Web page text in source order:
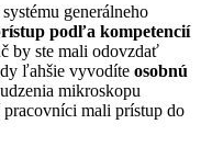
generálneho
podľa kompetencií
by ste mali odovzdať
ľahšie vyvodíte osobnú
mikroskopu
pracovníci mali prístup do